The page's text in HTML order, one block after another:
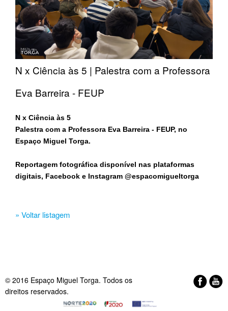
N x Ciência às 5 | Palestra com a Professora
Eva Barreira - FEUP
N x Ciência às 5
Palestra com a Professora Eva Barreira - FEUP, no
Espaço Miguel Torga.
Reportagem fotográfica disponível nas plataformas
digitais, Facebook e Instagram @espacomigueltorga
» Voltar listagem
© 2016 Espaço Miguel Torga. Todos os
direitos reservados.